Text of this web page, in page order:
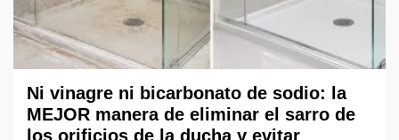
Ni vinagre ni bicarbonato de sodio: la
MEJOR manera de eliminar el sarro de
los orificios de la ducha y evitar